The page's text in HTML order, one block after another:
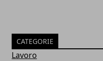
CATEGORIE
Lavoro